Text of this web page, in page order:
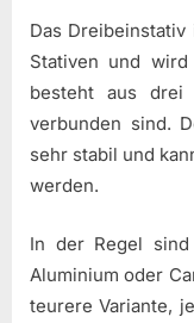
Das
Stativen und
besteht aus drei
verbunden sind.
sehr stabil und
werden.
In der Regel
Aluminium oder
teurere Variante,